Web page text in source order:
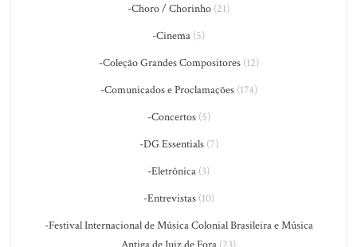
-Choro / Chorinho (21)
-Cinema (5)
-Coleção Grandes Compositores(12)
-Comunicados e Proclamações(174)
-Concertos(5)
-DG Essentials(7)
-Eletrônica (3)
-Entrevistas(10)
-Festival Internacional de Música Colonial Brasileira e Música